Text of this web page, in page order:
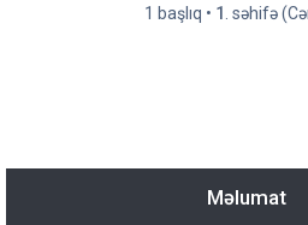
1 başlıq • 1 . səhifə
Məlumat